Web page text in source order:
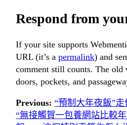
Respond from
If your site supports
URL (it’s a permalink) and
comment still counts. The old
doors, pockets, and
Previous: “預制大年夜飯”走
“無接觸賀一包養網站比較